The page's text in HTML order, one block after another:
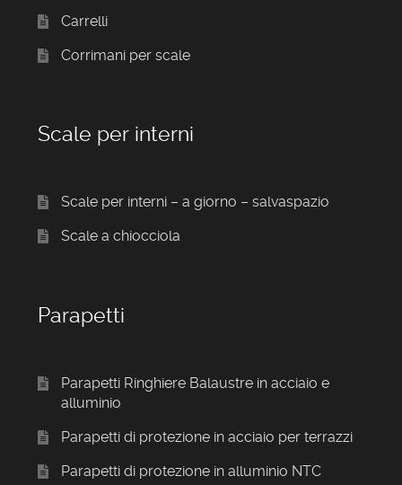
Carrelli
Corrimani per scale
Scale per interni
Scale per interni – a giorno – salvaspazio
Scale a chiocciola
Parapetti
Parapetti Ringhiere Balaustre in acciaio e
alluminio
Parapetti di protezione in acciaio per terrazzi
Parapetti di protezione in alluminio NTC